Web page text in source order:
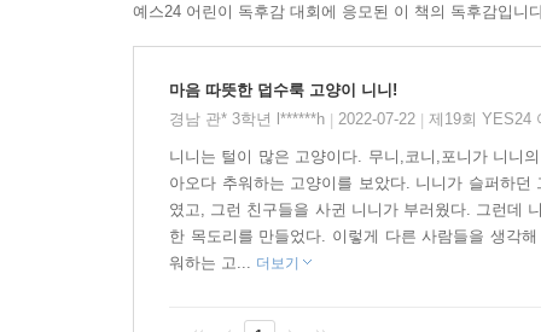
예스24 어린이 독후감 대회에 응모된 이 책의 독후감입니
마음 따뜻한 덥수룩 고양이 니니!
경남 관* 3학년 l******h
2022-07-22 제19회 YES24
니니는 털이 많은 고양이다. 무니,코니,포니가 니니
아오다 추워하는 고양이를 보았다. 니니가 슬퍼하
였고, 그런 친구들을 사귄 니니가 부러웠다. 그런데
한 목도리를 만들었다. 이렇게 다른 사람들을 생각
워하는 고... 더보기